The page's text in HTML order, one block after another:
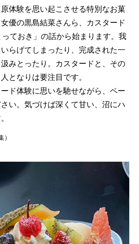
体験を思い起こさせる特別なお菓
優の黒島結菜さんら、カスタード
ておき」の話から始まります。我
らげてしまったり、完成された一
みとったり。カスタードと、その
となりは要注目です。
ド体験に思いを馳せながら、ペー
い。気づけば深くて甘い、沼にハ